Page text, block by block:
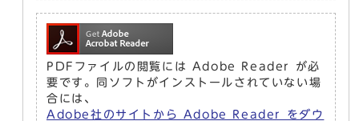
PDFファイルの閲覧には Adobe Reader が必
要です。同ソフトがインストールされていない場
合には、
Adobe社のサイトから Adobe Reader をダウ